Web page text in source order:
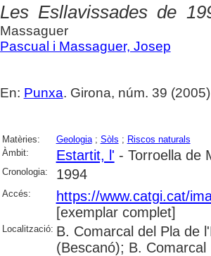
Les Esllavissades de
Massaguer
Pascual i Massaguer, Josep
En: Punxa. Girona, núm. 39
Matèries: Geologia; Sòls ; Riscos naturals
Àmbit:
Estartit, l' - Torroella de
Cronologia: 1994
Accés:
https://www.catgi.cat/
[exemplar complet]
Localització: B. Comarcal del Pla de
(Bescanó); B.